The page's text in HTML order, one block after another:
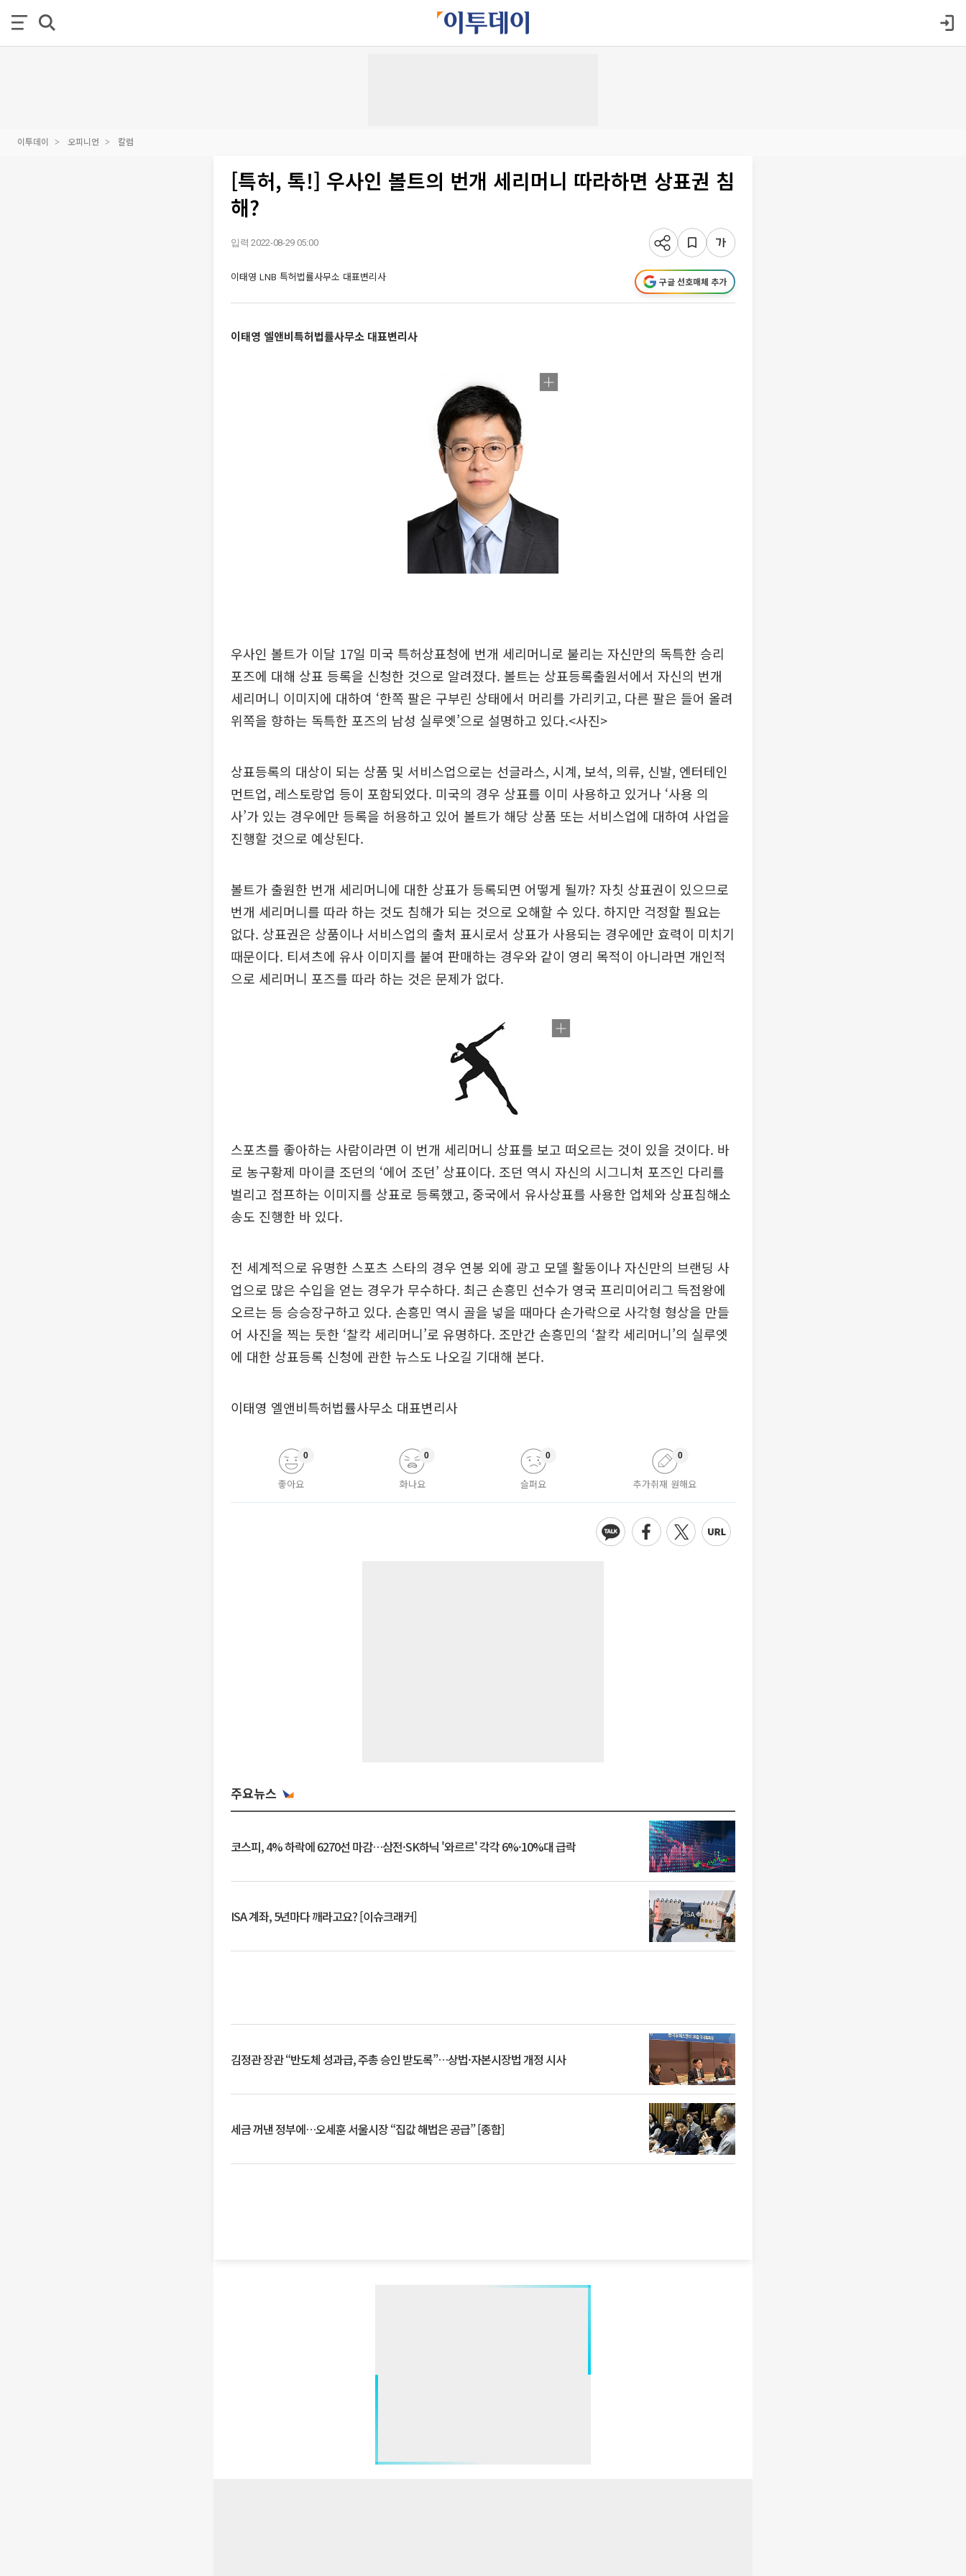
이투데이 오피니언 칼럼
[특허, 톡!] 우사인 볼트의 번개 세리머니 따라하면 상표권 침
해?
입력 2022-08-29 05:00
이태영 LNB 특허법률사무소 대표변리사 구글 선호매체 추가
이태영 엘앤비특허법률사무소 대표변리사
우사인 볼트가 이달 17일 미국 특허상표청에 번개 세리머니로 불리는 자신만의 독특한 승리
포즈에 대해 상표 등록을 신청한 것으로 알려졌다. 볼트는 상표등록출원서에서 자신의 번개
세리머니 이미지에 대하여 ‘한쪽 팔은 구부린 상태에서 머리를 가리키고, 다른 팔은 들어 올려
위쪽을 향하는 독특한 포즈의 남성 실루엣’으로 설명하고 있다.<사진>
상표등록의 대상이 되는 상품 및 서비스업으로는 선글라스, 시계, 보석, 의류, 신발, 엔터테인
먼트업, 레스토랑업 등이 포함되었다. 미국의 경우 상표를 이미 사용하고 있거나 ‘사용 의
사’가 있는 경우에만 등록을 허용하고 있어 볼트가 해당 상품 또는 서비스업에 대하여 사업을
진행할 것으로 예상된다.
볼트가 출원한 번개 세리머니에 대한 상표가 등록되면 어떻게 될까? 자칫 상표권이 있으므로
번개 세리머니를 따라 하는 것도 침해가 되는 것으로 오해할 수 있다. 하지만 걱정할 필요는
없다. 상표권은 상품이나 서비스업의 출처 표시로서 상표가 사용되는 경우에만 효력이 미치기
때문이다. 티셔츠에 유사 이미지를 붙여 판매하는 경우와 같이 영리 목적이 아니라면 개인적
으로 세리머니 포즈를 따라 하는 것은 문제가 없다.
스포츠를 좋아하는 사람이라면 이 번개 세리머니 상표를 보고 떠오르는 것이 있을 것이다. 바
로 농구황제 마이클 조던의 ‘에어 조던’ 상표이다. 조던 역시 자신의 시그니처 포즈인 다리를
벌리고 점프하는 이미지를 상표로 등록했고, 중국에서 유사상표를 사용한 업체와 상표침해소
송도 진행한 바 있다.
전 세계적으로 유명한 스포츠 스타의 경우 연봉 외에 광고 모델 활동이나 자신만의 브랜딩 사
업으로 많은 수입을 얻는 경우가 무수하다. 최근 손흥민 선수가 영국 프리미어리그 득점왕에
오르는 등 승승장구하고 있다. 손흥민 역시 골을 넣을 때마다 손가락으로 사각형 형상을 만들
어 사진을 찍는 듯한 ‘찰칵 세리머니’로 유명하다. 조만간 손흥민의 ‘찰칵 세리머니’의 실루엣
에 대한 상표등록 신청에 관한 뉴스도 나오길 기대해 본다.
이태영 엘앤비특허법률사무소 대표변리사
좋아요
0
화나요
0
슬퍼요
0
추가취재 원해요
0
주요뉴스
코스피, 4% 하락에 6270선 마감…삼전·SK하닉 '와르르' 각각 6%·10%대 급락
ISA 계좌, 5년마다 깨라고요? [이슈크래커]
김정관 장관 “반도체 성과급, 주총 승인 받도록”…상법·자본시장법 개정 시사
세금 꺼낸 정부에…오세훈 서울시장 “집값 해법은 공급” [종합]